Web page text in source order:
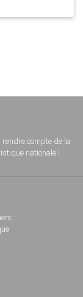
compte de la
nationale !